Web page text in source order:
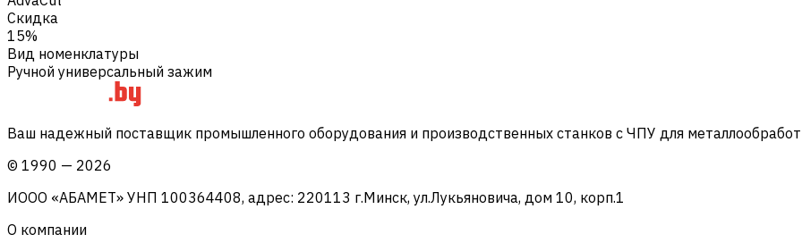
Скидка
15%
Вид номенклатуры
Ручной универсальный зажим
Ваш надежный поставщик промышленного оборудования и производственных станков с ЧПУ для
© 1990 — 2026
ИООО «АБАМЕТ» УНП 100364408, адрес: 220113 г.Минск, ул.Лукьяновича, дом 10, корп.1
О компании